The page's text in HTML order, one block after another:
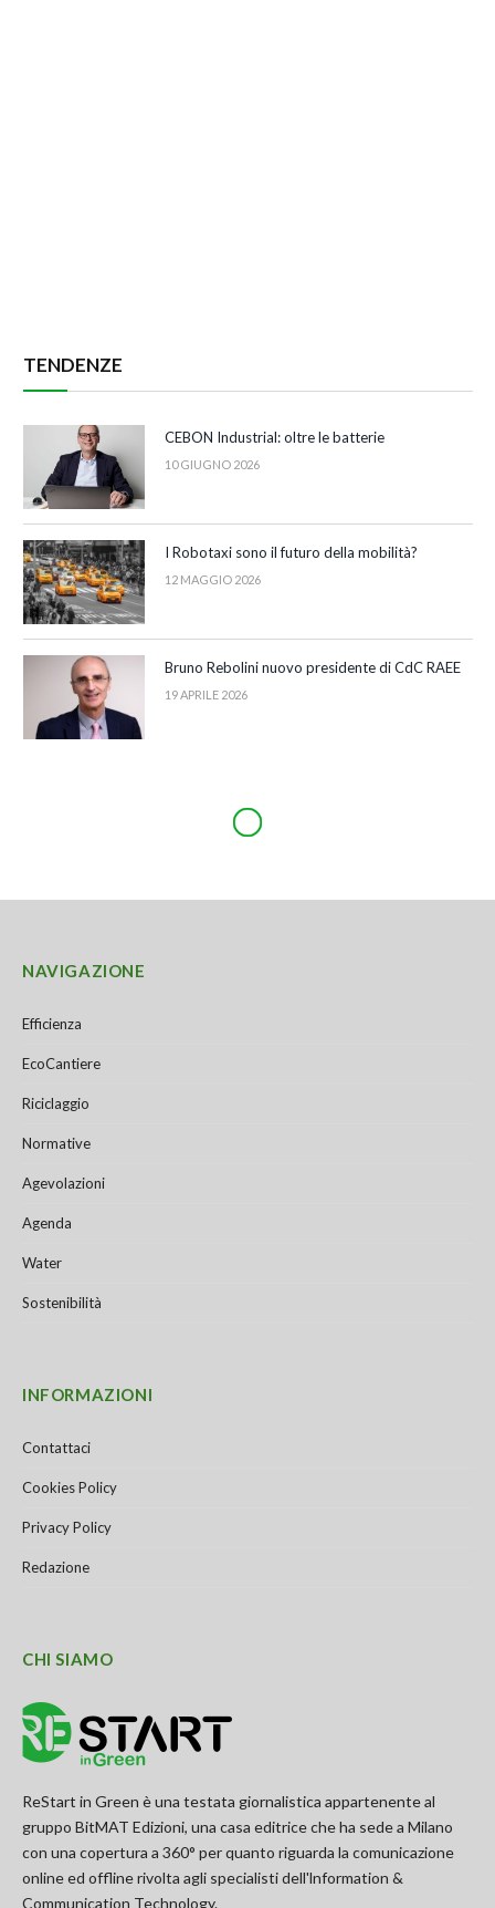
TENDENZE
CEBON Industrial: oltre le batterie
10 GIUGNO 2026
I Robotaxi sono il futuro della mobilità?
12 MAGGIO 2026
Bruno Rebolini nuovo presidente di CdC RAEE
19 APRILE 2026
NAVIGAZIONE
Efficienza
EcoCantiere
Riciclaggio
Normative
Agevolazioni
Agenda
Water
Sostenibilità
INFORMAZIONI
Contattaci
Cookies Policy
Privacy Policy
Redazione
CHI SIAMO
ReStart in Green è una testata giornalistica appartenente al
gruppo BitMAT Edizioni, una casa editrice che ha sede a Milano
con una copertura a 360° per quanto riguarda la comunicazione
online ed offline rivolta agli specialisti dell'lnformation &
Communication Technology.